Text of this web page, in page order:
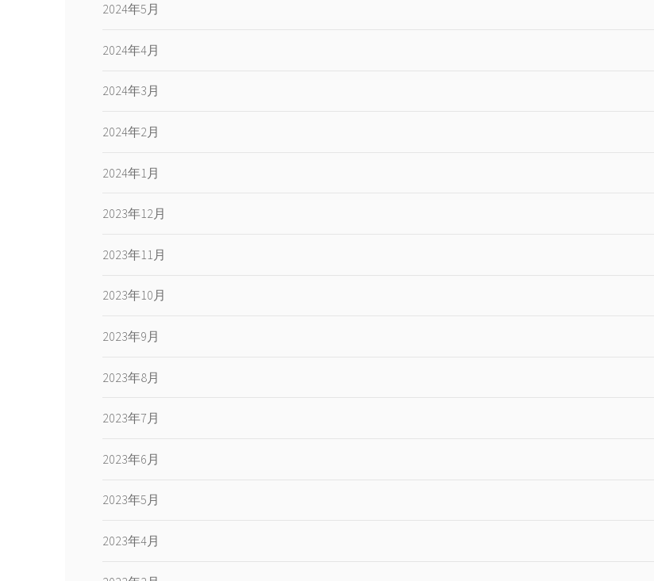
2024年5月
2024年4月
2024年3月
2024年2月
2024年1月
2023年12月
2023年11月
2023年10月
2023年9月
2023年8月
2023年7月
2023年6月
2023年5月
2023年4月